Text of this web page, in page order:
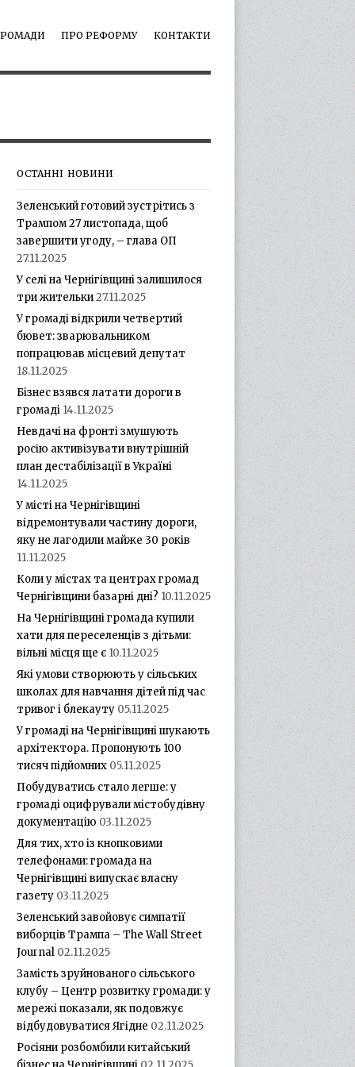
ПРО РЕФОРМУ КОНТАКТИ
ОСТАННІ НОВИНИ
Зеленський готовий зустрітись з
Трампом 27 листопада, щоб
завершити угоду, – глава ОП
27.11.2025
У селі на Чернігівщині залишилося
три жительки27.11.2025
У громаді відкрили четвертий
бювет: зварювальником
попрацював місцевий депутат
18.11.2025
Бізнес взявся латати дороги в
громаді 14.11.2025
Невдачі на фронті змушують
росію активізувати внутрішній
план дестабілізації в Україні
14.11.2025
У місті на Чернігівщині
відремонтували частину дороги,
яку не лагодили майже 30 років
11.11.2025
Коли у містах та центрах громад
Чернігівщини базарні дні? 10.11.2025
На Чернігівщині громада купили
хати для переселенців з дітьми:
вільні місця ще є 10.11.2025
Які умови створюють у сільських
школах для навчання дітей під час
тривог і блекауту 05.11.2025
У громаді на Чернігівщині шукають
архітектора. Пропонують 100
тисяч підйомних 05.11.2025
Побудуватись стало легше: у
громаді оцифрували містобудівну
документацію 03.11.2025
Для тих, хто із кнопковими
телефонами: громада на
Чернігівщині випускає власну
газету 03.11.2025
Зеленський завойовує симпатії
виборців Трампа – The Wall Street
Journal 02.11.2025
Замість зруйнованого сільського
клубу – Центр розвитку громади: у
мережі показали, як подовжує
відбудовуватися Ягідне 02.11.2025
Росіяни розбомбили китайський